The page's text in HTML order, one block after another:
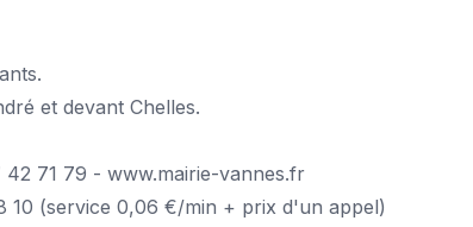
et devant Chelles.
71 79 - www.mairie-vannes.fr
10 (service 0,06 €/min + prix d'un appel)